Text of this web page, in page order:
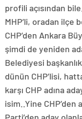
profili açısından
MHP’li, oradan ilçe
CHP’den Ankara
şimdi de yeniden
Belediyesi başkanlık
dünün CHP’lisi,
karşı CHP adına
isim..Yine
Parti’den aday